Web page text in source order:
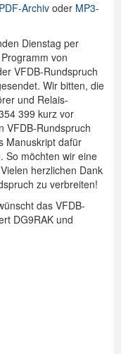
PDF-Archiv oder MP3-
Dienstag per
von
VFDB-Rundspruch
Wir bitten, die
und Relais-
399 kurz vor
VFDB-Rundspruch
Manuskript dafür
So möchten wir eine
herzlichen Dank
zu verbreiten!
das VFDB-
DG9RAK und